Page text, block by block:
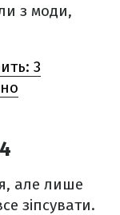
з моди,
3
але лише
зіпсувати.